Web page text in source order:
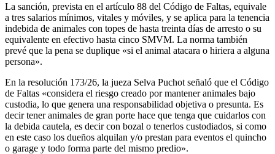
La sanción, prevista en el artículo 88 del Código de Faltas, equivale
a tres salarios mínimos, vitales y móviles, y se aplica para la tenencia
indebida de animales con topes de hasta treinta días de arresto o su
equivalente en efectivo hasta cinco SMVM. La norma también
prevé que la pena se duplique «si el animal atacara o hiriera a alguna
persona».
En la resolución 173/26, la jueza Selva Puchot señaló que el Código
de Faltas «considera el riesgo creado por mantener animales bajo
custodia, lo que genera una responsabilidad objetiva o presunta. Es
decir tener animales de gran porte hace que tenga que cuidarlos con
la debida cautela, es decir con bozal o tenerlos custodiados, si como
en este caso los dueños alquilan y/o prestan para eventos el quincho
o garage y todo forma parte del mismo predio».